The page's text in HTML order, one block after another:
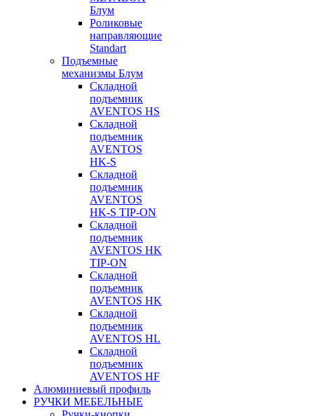
Блум
Роликовые
направляющие
Standart
Подъемные
механизмы Блум
Складной
подъемник
AVENTOS HS
Складной
подъемник
AVENTOS
HK-S
Складной
подъемник
AVENTOS
HK-S TIP-ON
Складной
подъемник
AVENTOS HK
TIP-ON
Складной
подъемник
AVENTOS HK
Складной
подъемник
AVENTOS HL
Складной
подъемник
AVENTOS HF
Алюминиевый профиль
РУЧКИ МЕБЕЛЬНЫЕ